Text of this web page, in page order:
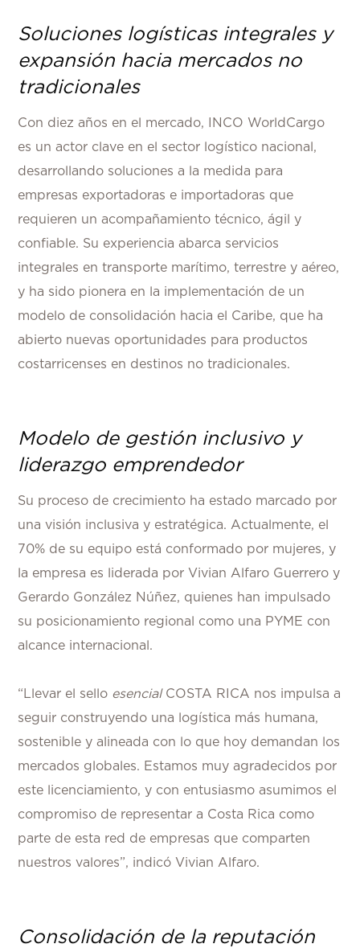
Soluciones logísticas integrales y
expansión hacia mercados no
tradicionales
Con diez años en el mercado, INCO WorldCargo
es un actor clave en el sector logístico nacional,
desarrollando soluciones a la medida para
empresas exportadoras e importadoras que
requieren un acompañamiento técnico, ágil y
confiable. Su experiencia abarca servicios
integrales en transporte marítimo, terrestre y aéreo,
y ha sido pionera en la implementación de un
modelo de consolidación hacia el Caribe, que ha
abierto nuevas oportunidades para productos
costarricenses en destinos no tradicionales.
Modelo de gestión inclusivo y
liderazgo emprendedor
Su proceso de crecimiento ha estado marcado por
una visión inclusiva y estratégica. Actualmente, el
70% de su equipo está conformado por mujeres, y
la empresa es liderada por Vivian Alfaro Guerrero y
Gerardo González Núñez, quienes han impulsado
su posicionamiento regional como una PYME con
alcance internacional.
“Llevar el sello esencialCOSTA RICA nos impulsa a
seguir construyendo una logística más humana,
sostenible y alineada con lo que hoy demandan los
mercados globales. Estamos muy agradecidos por
este licenciamiento, y con entusiasmo asumimos el
compromiso de representar a Costa Rica como
parte de esta red de empresas que comparten
nuestros valores”, indicó Vivian Alfaro.
Consolidación de la reputación